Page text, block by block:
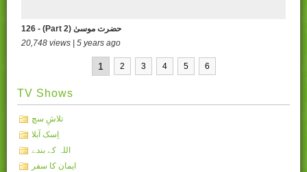
126 - (Part 2) حضرت موسیٰ
20,748 views | 5 years ago
1 2 3 4 5 6
TV Shows
تلاشِ سچ
اِسک آبلا
اللہ کے بندے
ایمان کا سفر